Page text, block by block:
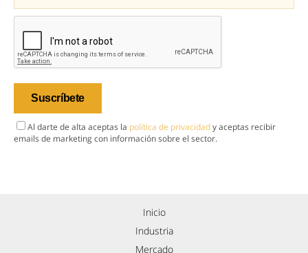
Al darte de alta aceptas la política de privacidady aceptas recibir
emails de marketing con información sobre el sector.
Inicio
Industria
Mercado